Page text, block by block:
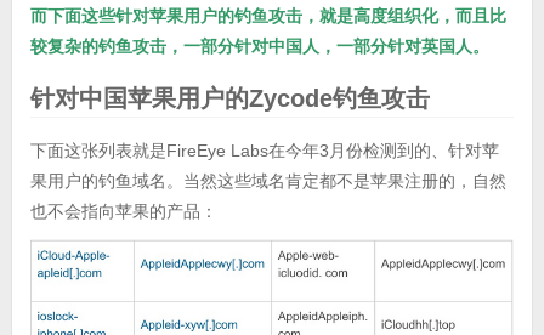
而下面这些针对苹果用户的钓鱼攻击，就是高度组织化，而且比
较复杂的钓鱼攻击，一部分针对中国人，一部分针对英国人。
针对中国苹果用户的Zycode钓鱼攻击
下面这张列表就是FireEye Labs在今年3月份检测到的、针对苹
果用户的钓鱼域名。当然这些域名肯定都不是苹果注册的，自然
也不会指向苹果的产品：